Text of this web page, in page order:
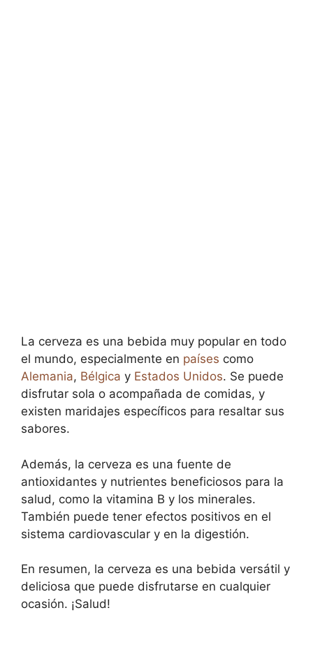
La cerveza es una bebida muy popular en todo
el mundo, especialmente en países como
Alemania, Bélgica y Estados Unidos. Se puede
disfrutar sola o acompañada de comidas, y
existen maridajes específicos para resaltar sus
sabores.
Además, la cerveza es una fuente de
antioxidantes y nutrientes beneficiosos para la
salud, como la vitamina B y los minerales.
También puede tener efectos positivos en el
sistema cardiovascular y en la digestión.
En resumen, la cerveza es una bebida versátil y
deliciosa que puede disfrutarse en cualquier
ocasión. ¡Salud!